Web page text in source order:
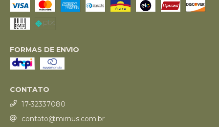
FORMAS DE ENVIO
CONTATO
17-32337080
contato@mirnus.com.br